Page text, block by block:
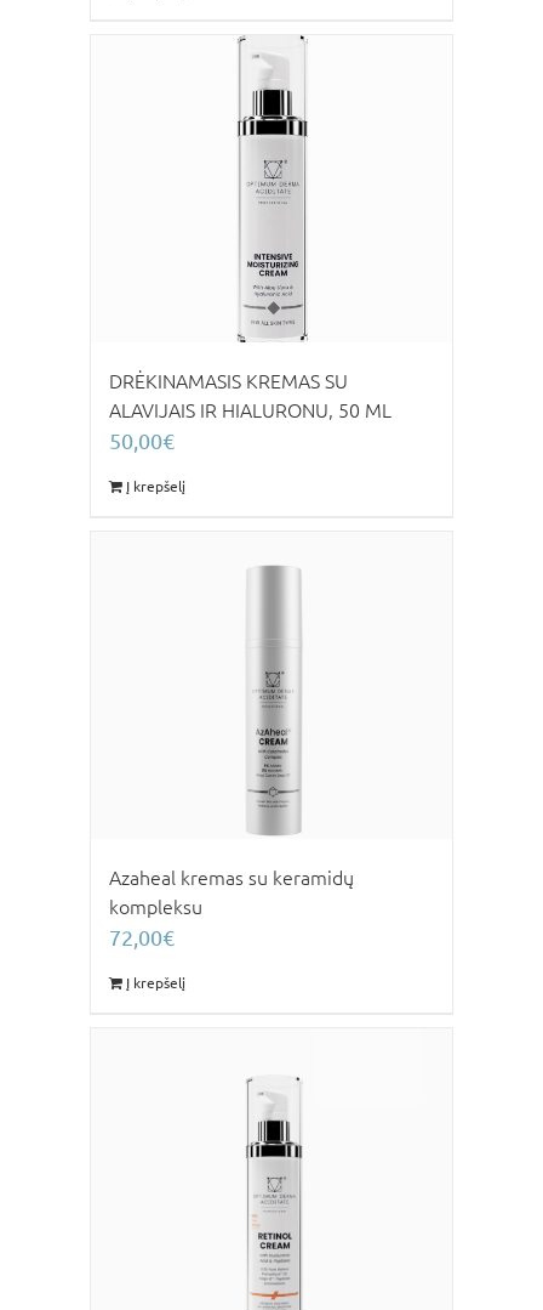
DRĖKINAMASIS KREMAS SU
ALAVIJAIS IR HIALURONU, 50 ML
50,00€
Į krepšelį
Azaheal kremas su keramidų
kompleksu
72,00€
Į krepšelį